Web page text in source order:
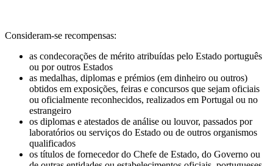
Consideram-se recompensas:
as condecorações de mérito atribuídas pelo Estado português
ou por outros Estados
as medalhas, diplomas e prémios (em dinheiro ou outros)
obtidos em exposições, feiras e concursos que sejam oficiais
ou oficialmente reconhecidos, realizados em Portugal ou no
estrangeiro
os diplomas e atestados de análise ou louvor, passados por
laboratórios ou serviços do Estado ou de outros organismos
qualificados
os títulos de fornecedor do Chefe de Estado, do Governo ou